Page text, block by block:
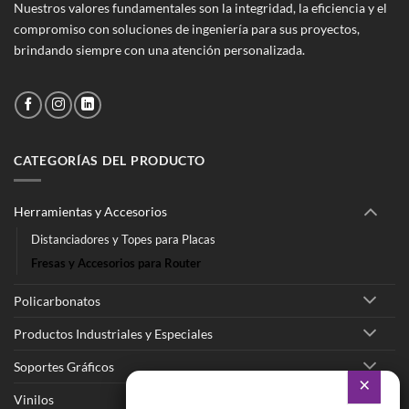
Nuestros valores fundamentales son la integridad, la eficiencia y el
compromiso con soluciones de ingeniería para sus proyectos,
brindando siempre con una atención personalizada.
CATEGORÍAS DEL PRODUCTO
Herramientas y Accesorios
Distanciadores y Topes para Placas
Fresas y Accesorios para Router
Policarbonatos
Productos Industriales y Especiales
Soportes Gráficos
Vinilos